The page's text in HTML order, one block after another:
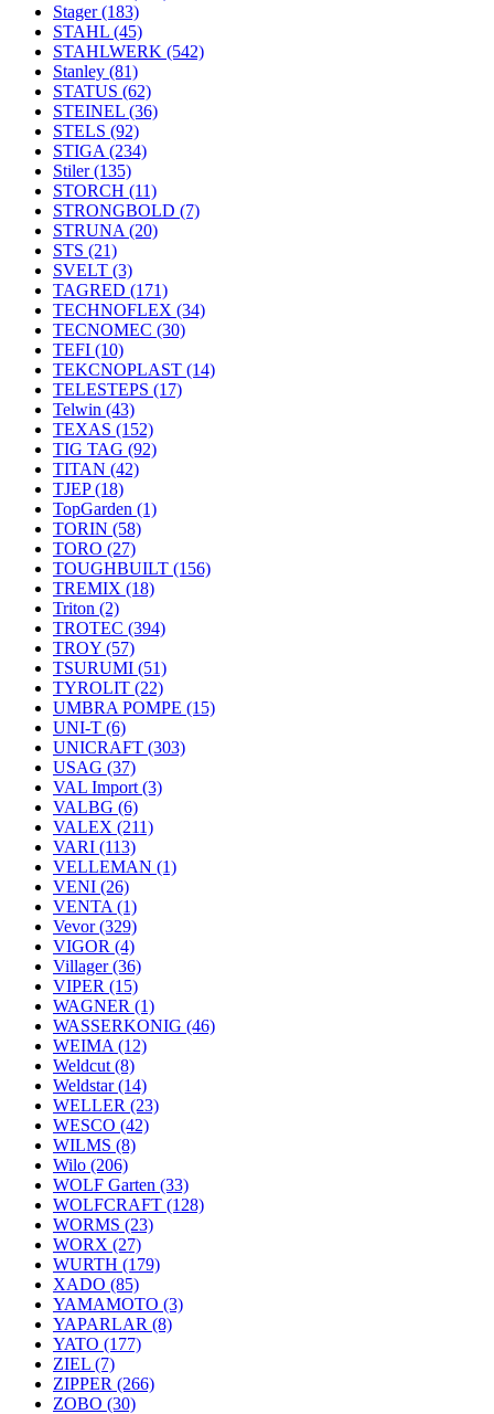
Stager(183)
STAHL (45)
STAHLWERK (542)
Stanley (81)
STATUS (62)
STEINEL (36)
STELS (92)
STIGA (234)
Stiler(135)
STORCH (11)
STRONGBOLD (7)
STRUNA (20)
STS (21)
SVELT (3)
TAGRED (171)
TECHNOFLEX (34)
TECNOMEC (30)
TEFI (10)
TEKCNOPLAST (14)
TELESTEPS (17)
Telwin (43)
TEXAS (152)
TIG TAG (92)
TITAN (42)
TJEP(18)
TopGarden (1)
TORIN (58)
TORO (27)
TOUGHBUILT (156)
TREMIX (18)
Triton (2)
TROTEC (394)
TROY (57)
TSURUMI (51)
TYROLIT (22)
UMBRA POMPE (15)
UNI-T (6)
UNICRAFT (303)
USAG (37)
VAL Import (3)
VALBG (6)
VALEX (211)
VARI (113)
VELLEMAN (1)
VENI (26)
VENTA (1)
Vevor(329)
VIGOR (4)
Villager(36)
VIPER (15)
WAGNER (1)
WASSERKONIG (46)
WEIMA (12)
Weldcut (8)
Weldstar(14)
WELLER (23)
WESCO (42)
WILMS (8)
Wilo (206)
WOLF Garten (33)
WOLFCRAFT (128)
WORMS (23)
WORX (27)
WURTH (179)
XADO (85)
YAMAMOTO (3)
YAPARLAR (8)
YATO (177)
ZIEL (7)
ZIPPER (266)
ZOBO (30)